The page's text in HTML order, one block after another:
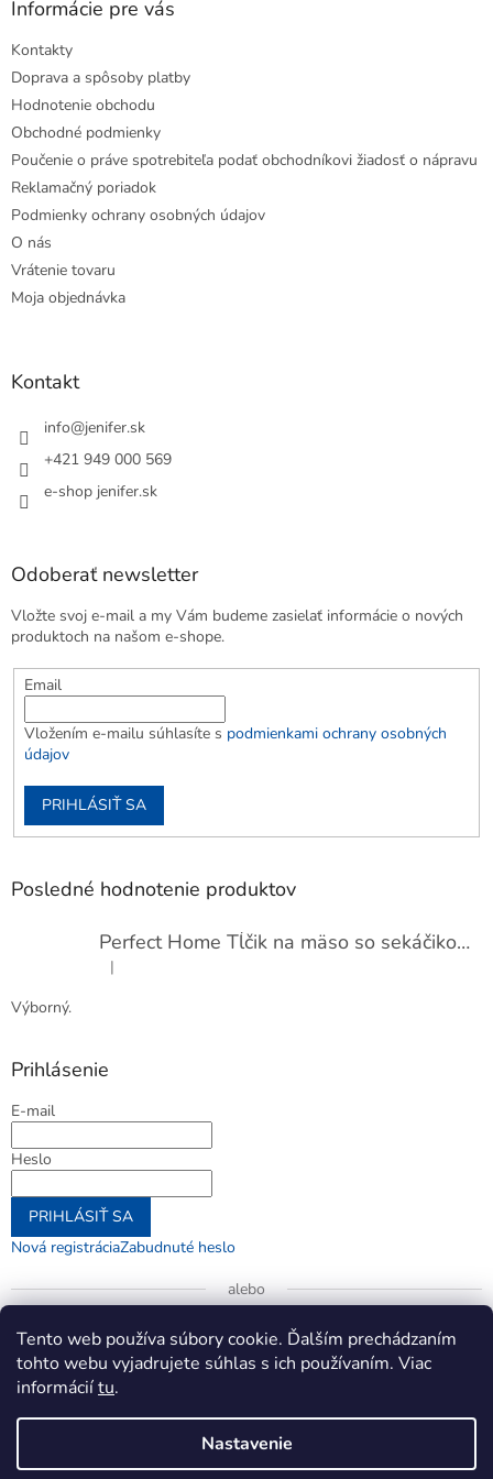
Tento web používa súbory cookie. Ďalším prechádzaním
tohto webu vyjadrujete súhlas s ich používaním. Viac
informáciítu.
Nastavenie
Informácie pre vás
Kontakty
Doprava a spôsoby platby
Hodnotenie obchodu
Obchodné podmienky
Poučenie o práve spotrebiteľa podať obchodníkovi žiadosť o nápravu
Reklamačný poriadok
Podmienky ochrany osobných údajov
O nás
Vrátenie tovaru
Moja objednávka
Kontakt
info@jenifer.sk
+421 949 000 569
e-shop jenifer.sk
Odoberať newsletter
Vložte svoj e-mail a my Vám budeme zasielať informácie o nových
produktoch na našom e-shope.
Email
Vložením e-mailu súhlasíte s podmienkami ochrany osobných
údajov
PRIHLÁSIŤ SA
Posledné hodnotenie produktov
Perfect Home Tĺčik na mäso so sekáčikom, 56893
Hodnotenie produktu je 5 z 5 hviezdičiek.
|
Výborný.
Prihlásenie
E-mail
Heslo
PRIHLÁSIŤ SA
Nová registráciaZabudnuté heslo
alebo
Prihlásiť sa cez Google